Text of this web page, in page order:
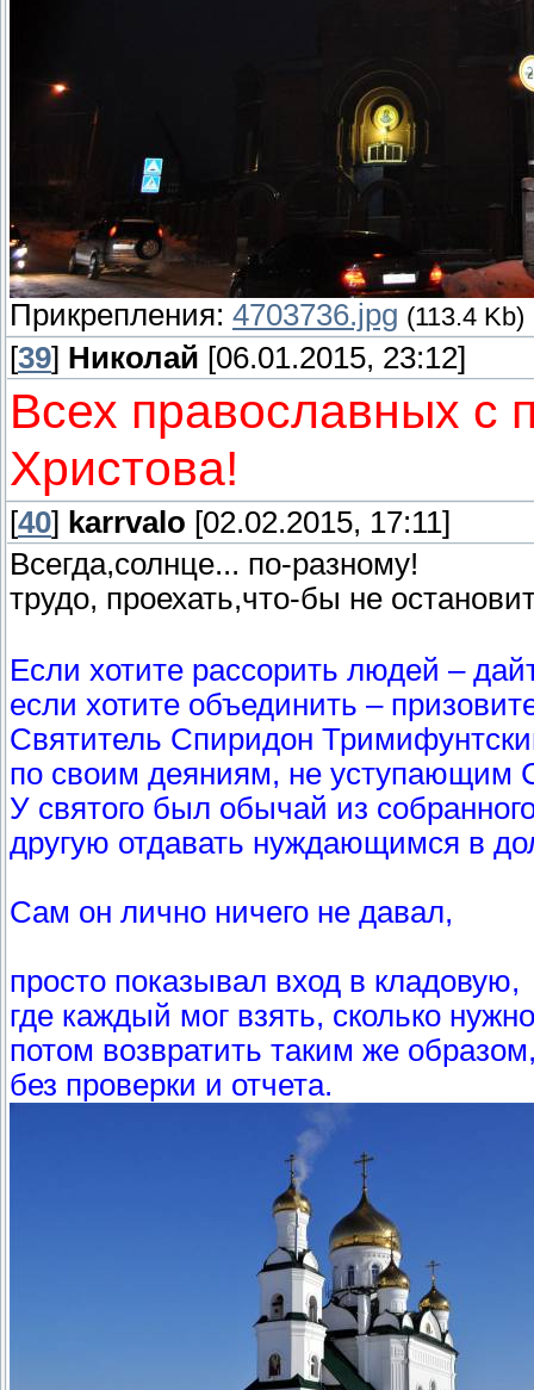
Прикрепления: 4703736.jpg (113.4 Kb)
[39] Николай [06.01.2015, 23:12]
Всех православных с
Христова!
[40] karrvalo [02.02.2015, 17:11]
Всегда,солнце... по-разному!
трудо, проехать,что-бы не
Если хотите рассорить людей –
если хотите объединить –
Святитель Спиридон
по своим деяниям, не уступающим
У святого был обычай из
другую отдавать нуждающимся в
Сам он лично ничего не давал,
просто показывал вход в кладовую,
где каждый мог взять, сколько
потом возвратить таким же
без проверки и отчета.